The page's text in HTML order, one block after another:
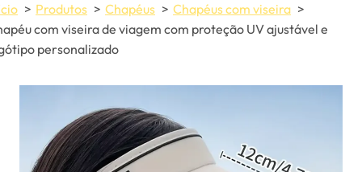
Produtos Chapéus
Chapéus com viseira
com viseira de viagem com proteção UV ajustável e
personalizado